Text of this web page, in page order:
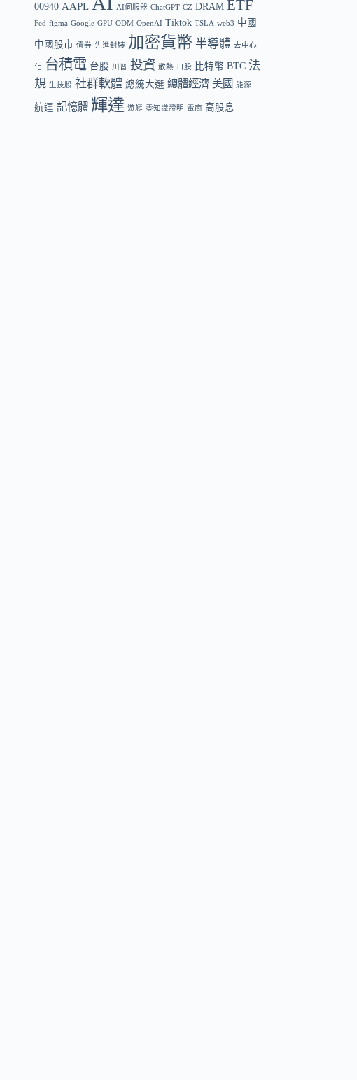
00940 AAPL AI伺服器 ChatGPT CZ DRAM ETF
Fed figma Google GPU ODM OpenAI Tiktok TSLA web3 中國
中國股市 債券 先進封裝 加密貨幣 半導體 去中心
化 台積電 台股 川普 投資 散熱 日股 比特幣 BTC 法
規 生技股 社群軟體 總統大選 總體經濟 美國 能源
航運 記憶體 輝達 遊艇 零知識證明 電商 高股息